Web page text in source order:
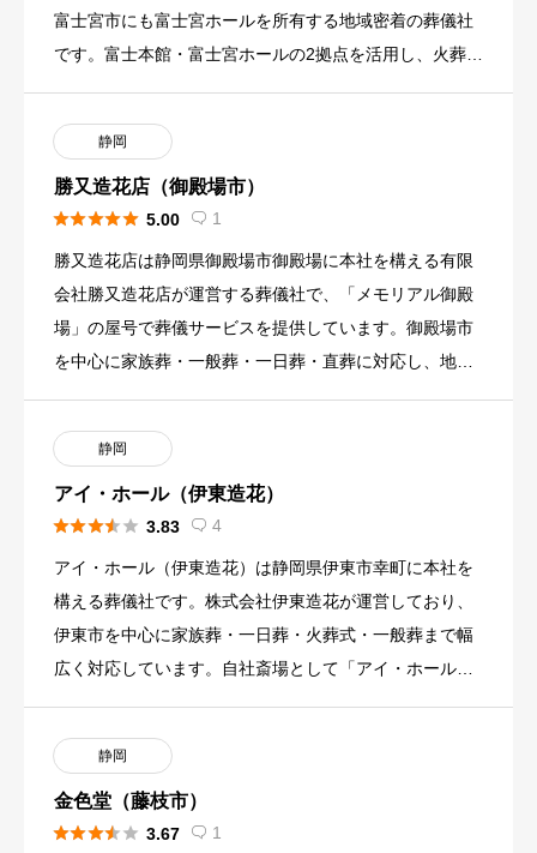
富士宮市にも富士宮ホールを所有する地域密着の葬儀社
です。富士本館・富士宮ホールの2拠点を活用し、火葬式
静岡
勝又造花店（御殿場市）
 5.00  1
勝又造花店は静岡県御殿場市御殿場に本社を構える有限
会社勝又造花店が運営する葬儀社で、「メモリアル御殿
場」の屋号で葬儀サービスを提供しています。御殿場市
を中心に家族葬・一般葬・一日葬・直葬に対応し、地域
静岡
アイ・ホール（伊東造花）
 3.83  4
アイ・ホール（伊東造花）は静岡県伊東市幸町に本社を
構える葬儀社です。株式会社伊東造花が運営しており、
伊東市を中心に家族葬・一日葬・火葬式・一般葬まで幅
広く対応しています。自社斎場として「アイ・ホール伊
静岡
金色堂（藤枝市）
 3.67  1